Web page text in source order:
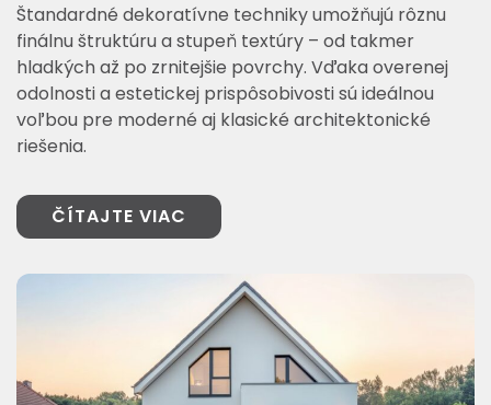
Štandardné dekoratívne techniky umožňujú rôznu
finálnu štruktúru a stupeň textúry – od takmer
hladkých až po zrnitejšie povrchy. Vďaka overenej
odolnosti a estetickej prispôsobivosti sú ideálnou
voľbou pre moderné aj klasické architektonické
riešenia.
ČÍTAJTE VIAC